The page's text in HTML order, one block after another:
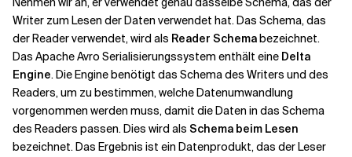
Writer zum Lesen der Daten verwendet hat. Das Schema, das
der Reader verwendet, wird als Reader Schemabezeichnet.
Das Apache Avro Serialisierungssystem enthält eine Delta
Engine. Die Engine benötigt das Schema des Writers und des
Readers, um zu bestimmen, welche Datenumwandlung
vorgenommen werden muss, damit die Daten in das Schema
des Readers passen. Dies wird als Schema beim Lesen
bezeichnet. Das Ergebnis ist ein Datenprodukt, das der Leser